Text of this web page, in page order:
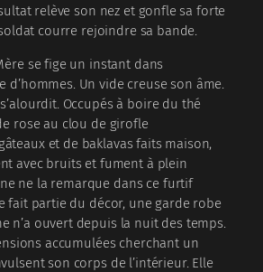
relève son nez et gonfle sa forte
courre rejoindre sa bande.
se fige un instant dans
d’hommes. Un vide creuse son âme.
Occupés à boire du thé
rose au clou de girofle
et de baklavas faits maison,
avec bruits et fument à plein
ne la remarque dans ce furtif
fait partie du décor, une garde robe
n’a ouvert depuis la nuit des temps.
accumulées cherchant un
son corps de l’intérieur. Elle